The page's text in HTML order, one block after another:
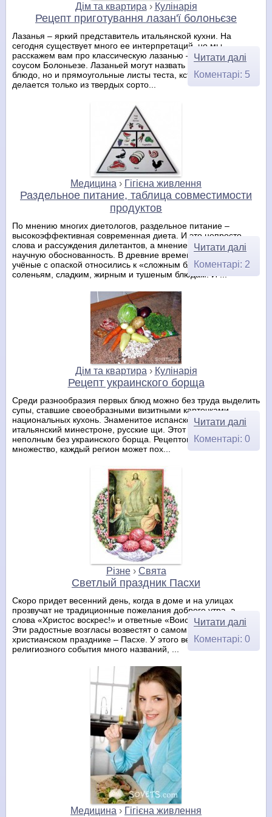
Дім та квартира › Кулінарія
Рецепт приготування лазан'ї болоньєзе
Лазанья – яркий представитель итальянской кухни. На
сегодня существует много ее интерпретаций, но мы
расскажем вам про классическую лазанью – лазанью с
соусом Болоньезе. Лазаньей могут назвать не только само
блюдо, но и прямоугольные листы теста, кстати, оно, тесто,
делается только из твердых сорто...
Читати далі
Коментарі: 5
Медицина › Гігієна живлення
Раздельное питание, таблица совместимости
продуктов
По мнению многих диетологов, раздельное питание –
высокоэффективная современная диета. И это непросто
слова и рассуждения дилетантов, а мнение, имеющее
научную обоснованность. В древние времена философы,
учёные с опаской относились к «сложным блюдам»:
соленьям, сладким, жирным и тушеным блюдам. И ...
Читати далі
Коментарі: 2
Дім та квартира › Кулінарія
Рецепт украинского борща
Среди разнообразия первых блюд можно без труда выделить
супы, ставшие своеобразными визитными карточками
национальных кухонь. Знаменитое испанское гаспаччо,
итальянский минестроне, русские щи. Этот список будет
неполным без украинского борща. Рецептов борща великое
множество, каждый регион может пох...
Читати далі
Коментарі: 0
Різне› Свята
Светлый праздник Пасхи
Скоро придет весенний день, когда в доме и на улицах
прозвучат не традиционные пожелания доброго утра, а
слова «Христос воскрес!» и ответные «Воистину воскрес!».
Эти радостные возгласы возвестят о самом светлом
христианском празднике – Пасхе. У этого величайшего
религиозного события много названий, ...
Читати далі
Коментарі: 0
Медицина › Гігієна живлення